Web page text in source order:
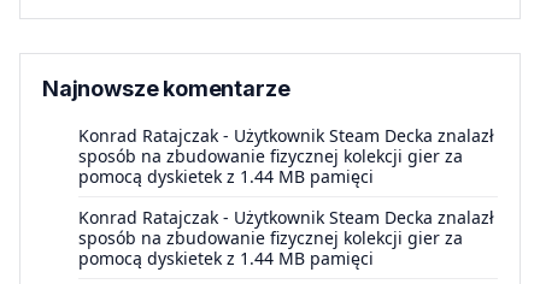
Najnowsze komentarze
Konrad Ratajczak - Użytkownik Steam Decka znalazł
sposób na zbudowanie fizycznej kolekcji gier za
pomocą dyskietek z 1.44 MB pamięci
Konrad Ratajczak - Użytkownik Steam Decka znalazł
sposób na zbudowanie fizycznej kolekcji gier za
pomocą dyskietek z 1.44 MB pamięci